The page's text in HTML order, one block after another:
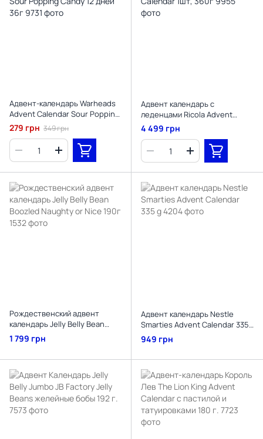
Адвент-календарь Warheads
Advent Calendar Sour Popping
Candy 12 дней 36г
279 грн 349 грн
Адвент календарь с
леденцами Ricola Advent
Calendar 1шт, 360г
4 499 грн
Рождественский адвент
календарь Jelly Belly Bean
Boozled Naughty or Nice 190г
1 799 грн
Адвент календарь Nestle
Smarties Advent Calendar 335
g
949 грн